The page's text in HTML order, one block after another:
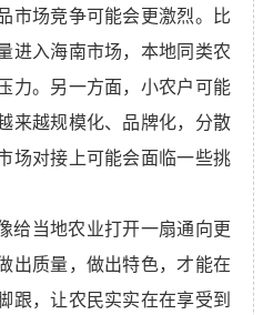
市场竞争可能会更激烈。比
进入海南市场，本地同类农
力。另一方面，小农户可能
来越规模化、品牌化，分散
场对接上可能会面临一些挑
给当地农业打开一扇通向更
出质量，做出特色，才能在
跟，让农民实实在在享受到